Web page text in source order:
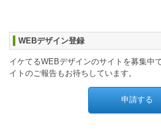
WEBデザイン登録
イケてるWEBデザインのサイトを募集中
イトのご報告もお待ちしています。